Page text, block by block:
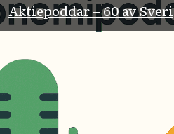
Aktiepoddar – 60 av